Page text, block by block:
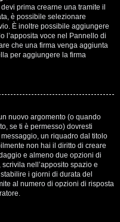
prima crearne una tramite il
è possibile selezionare
È inoltre possibile aggiungere
l’apposita voce nel Pannello di
che una firma venga aggiunta
per aggiungere la firma
nuovo argomento (o quando
se ti è permesso) dovresti
un riquadro dal titolo
non hai il diritto di creare
e almeno due opzioni di
nell’apposito spazio e
i giorni di durata del
al numero di opzioni di risposta